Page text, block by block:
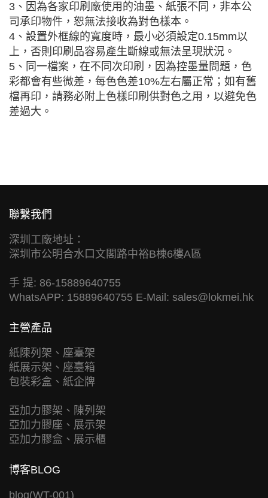
3、因為各家印刷廠使用的油墨、紙張不同，非本公
司承印物件，恕無法接收為對色樣本。
4、設置外框線的寬度時，最小必須設定0.15mm以
上，否則印刷品容易產生斷線或無法呈現狀況。
5、同一檔案，在不同次印刷，因為控墨量問題，色
彩都會有些微差，每色色差10%左右屬正常；如有舊
檔再印，請務必附上色樣印刷供對色之用，以避免色
差過大。
聯繫我們
深圳工廠地址：
深圳市公明合水口文閣路中裕B棟6樓A區
手 提: 86-15889640755
WhatsAPP: 15889640755 E-Mail: sales@lokmei.hk
主營產品
紙陳列架、座臺架
紙展示架、座臺箱
包裝彩盒、紙企牌
亞加力膠架、陳列架
亞加力膠座、展示架
亞加力膠盒、展示櫃
博客BLOG
blog(WT-001)